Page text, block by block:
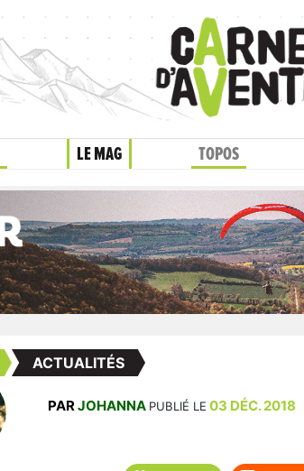
LE MAG TOPOS
ACTUALITÉS
PARJOHANNA PUBLIÉ LE 03 DÉC. 2018